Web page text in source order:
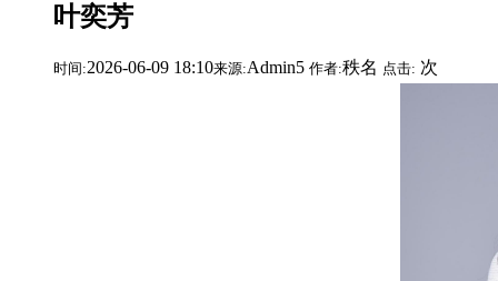
叶奕芳
时间:2026-06-09 18:10来源:Admin5 作者:秩名 点击: 次